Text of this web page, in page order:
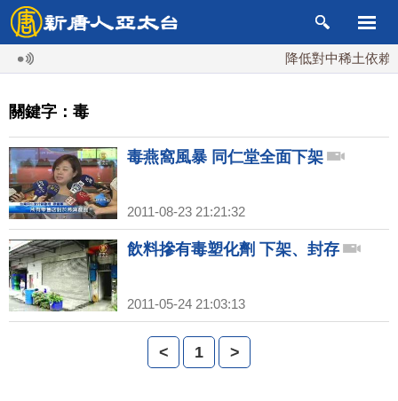
降低對中稀土依賴
關鍵字：毒
毒燕窩風暴 同仁堂全面下架
2011-08-23 21:21:32
飲料摻有毒塑化劑 下架、封存
2011-05-24 21:03:13
< 1 >